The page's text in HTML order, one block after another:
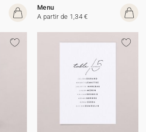
Menu
A partir de 1,34 €